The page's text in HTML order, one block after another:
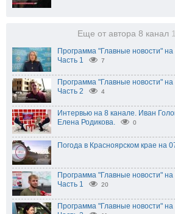
Еще от автора 8 канал
Программа "Главные новости"
Часть 1
7
Программа "Главные новости"
Часть 2
4
Интервью на 8 канале. Иван
Елена Родикова.
0
Погода в Красноярском крае на
Программа "Главные новости"
Часть 1
20
Программа "Главные новости"